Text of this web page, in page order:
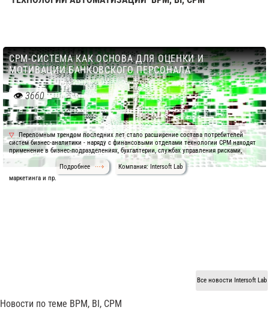
CPM-СИСТЕМА КАК ОСНОВА ДЛЯ ОЦЕНКИ И
МОТИВАЦИИ БАНКОВСКОГО ПЕРСОНАЛА
3660
Переломным трендом последних лет стало расширение состава потребителей
систем бизнес-аналитики - наряду с финансовыми отделами технологии СРМ находят
применение в бизнес-подразделениях, бухгалтерии, службах управления рисками,
маркетинга и пр.
Подробнее Компания: Intersoft Lab
Все новости Intersoft Lab
Новости по теме BPM, BI, CPM